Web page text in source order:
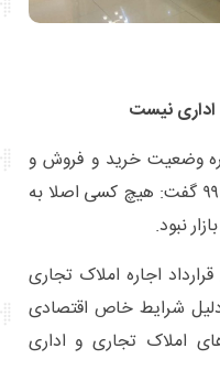
نیست
وضعیت خرید و فروش و
اجاره املاک تجاری و اداری در سال ۹۹ گفت: هیچ کسی اصلا به
نبود.
اجاره املاک تجاری
متاسفانه در سال ۹۹ به دلیل شرایط خاص اقتصادی
املاک تجاری و اداری